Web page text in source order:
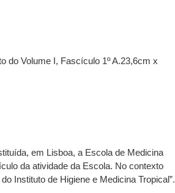
do Volume I, Fascículo 1º A.23,6cm x
em Lisboa, a Escola de Medicina
da atividade da Escola. No contexto
Instituto de Higiene e Medicina Tropical”.